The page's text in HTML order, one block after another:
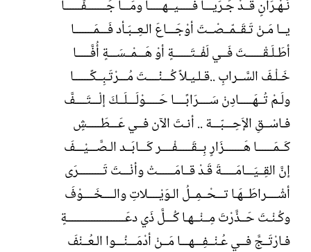
نَـهْـرَانٍ قَــدْ جََـرَيـــا فـــــيــهـــــا ومَـــا جَـــــــفَّــــــا
يــا مَـنْ تَـقَــمّــصْــتَ أوْجَـــاعَ الـعِــبَـأد فَـــمَـــــــا
أطَـلَـقْــــــتَ فَــي لَفْــتَــــــةٍ أوْ هَـــمْــسَـــةٍ أُفَّـــــا
خَـلْـفَ السَّــرابِ ..قـلـيـلاً كُـــنْْــــتَ مُـــرْتَـبِــكًــــــا
ولَـمْ تُــهَـــــادِنْ سَــــرَابًــــا حَـــــوْلَـــلَــكَ إلْـــتَــــفَّ
فـاسْــقِ الإَحِـــبّـــة .. أنـتَ الآن فــي عَـــطَـــــشٍ
كَــمَــــــا هَـــــــزَارٍ بِــقَـــــفْــــر كَـــابَــد الـصَّـــيْـــفَ
إنَّ القِــيَـــامَـــــةَ قَـدْ قــامَــــــتْ وأنْـــتَ تَـــــــــرَى
أشْــــراطَــهَـا تـــحْــمِــلُ الـوَيْــــلاتِ والــــخَــــوْفَ
وكُـنْـتَ حَــذَّرْتَ مِــنْــهـا كُـــلَّ ذَي دعَـــــــــــــــــــــةٍ
فـارْتَــجَّ فــي عُـنْــفِـــهـــا مَــنْ أدْمَـــنُـــوا الـعُــنْفَ